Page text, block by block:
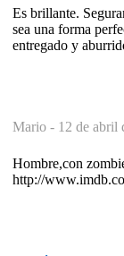
Es brillante.
sea una forma
entregado y
Mario - 12 de abril
Hombre,con
http://